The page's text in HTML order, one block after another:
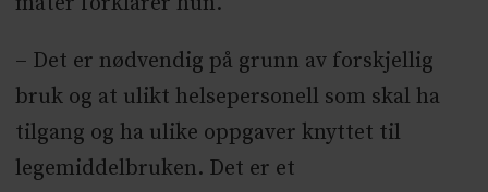
– Det er nødvendig på grunn av forskjellig
bruk og at ulikt helsepersonell som skal ha
tilgang og ha ulike oppgaver knyttet til
legemiddelbruken. Det er et